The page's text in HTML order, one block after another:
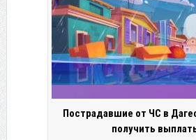
Пострадавшие от ЧС в
получить